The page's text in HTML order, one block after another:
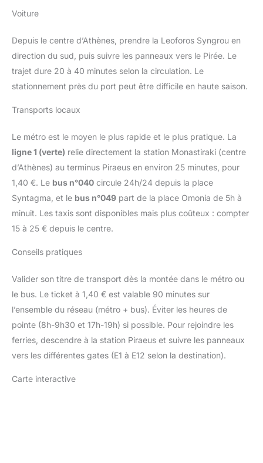
Voiture
Depuis le centre d’Athènes, prendre la Leoforos Syngrou en
direction du sud, puis suivre les panneaux vers le Pirée. Le
trajet dure 20 à 40 minutes selon la circulation. Le
stationnement près du port peut être difficile en haute saison.
Transports locaux
Le métro est le moyen le plus rapide et le plus pratique. La
ligne 1 (verte) relie directement la station Monastiraki (centre
d’Athènes) au terminus Piraeus en environ 25 minutes, pour
1,40 €. Le bus n°040 circule 24h/24 depuis la place
Syntagma, et le bus n°049 part de la place Omonia de 5h à
minuit. Les taxis sont disponibles mais plus coûteux : compter
15 à 25 € depuis le centre.
Conseils pratiques
Valider son titre de transport dès la montée dans le métro ou
le bus. Le ticket à 1,40 € est valable 90 minutes sur
l’ensemble du réseau (métro + bus). Éviter les heures de
pointe (8h-9h30 et 17h-19h) si possible. Pour rejoindre les
ferries, descendre à la station Piraeus et suivre les panneaux
vers les différentes gates (E1 à E12 selon la destination).
Carte interactive